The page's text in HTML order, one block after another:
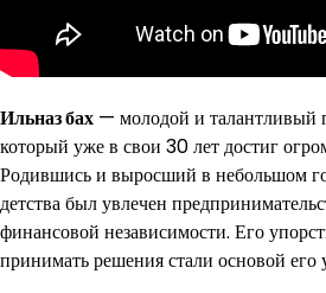
Ильназ бах — молодой и талантливый
который уже в свои 30 лет достиг
Родившись и выросший в небольшом
детства был увлечен
финансовой независимости. Его
принимать решения стали основой его